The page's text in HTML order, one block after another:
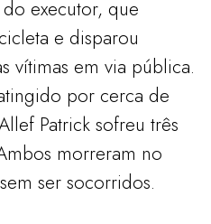
executor, que
e disparou
vítimas em via pública.
por cerca de
Patrick sofreu três
morreram no
ser socorridos.